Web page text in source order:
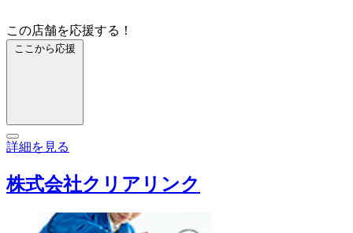
この店舗を応援する！
ここから応援
詳細を見る
株式会社クリアリンク